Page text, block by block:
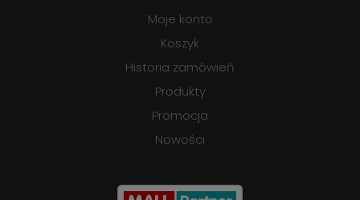
Moje konto
Koszyk
Historia zamówień
Produkty
Promocja
Nowości